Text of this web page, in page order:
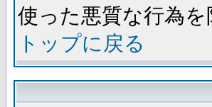
使った悪質な行為
トップに戻る